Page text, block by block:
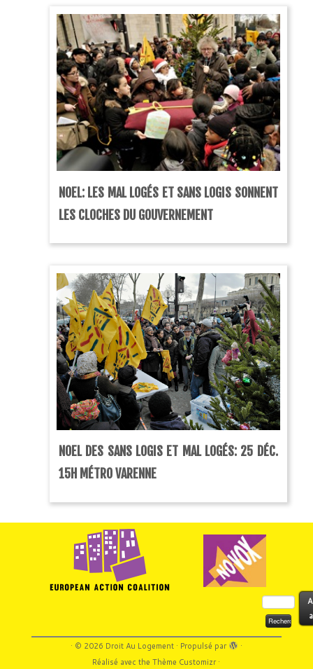
NOEL: LES MAL LOGÉS ET SANS LOGIS SONNENT
LES CLOCHES DU GOUVERNEMENT
NOEL DES SANS LOGIS ET MAL LOGÉS: 25 DÉC.
15H MÉTRO VARENNE
Rechercher :
· © 2026 Droit Au Logement· Propulsé par
·
Réalisé avec theThème Customizr·